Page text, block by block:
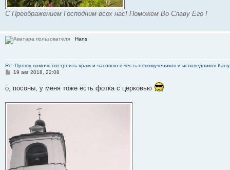
С Преображением Господним всех нас! Поможем Во Славу Его !
Hans
Re: Прошу помочь построить храм и часовню в честь новомучеников и исповедников
С
б
е
19 авг 2018, 22:08
о, посоны, у меня тоже есть фотка с церковью